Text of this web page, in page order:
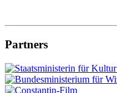
Partners